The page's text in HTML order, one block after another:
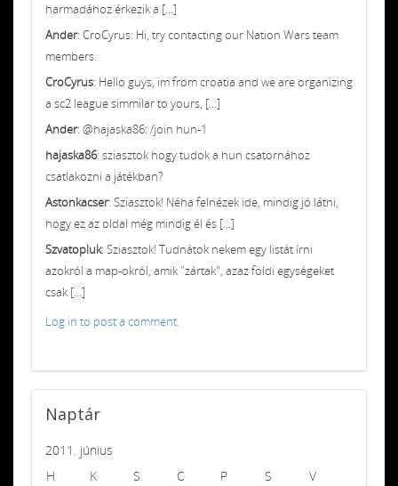
harmadához érkezik a [...]
Ander: CroCyrus: Hi, try contacting our Nation Wars team
members.
CroCyrus: Hello guys, im from croatia and we are organizing
a sc2 league simmilar to yours, [...]
Ander: @hajaska86: /join hun-1
hajaska86: sziasztok hogy tudok a hun csatornához
csatlakozni a játékban?
Astonkacser: Sziasztok! Néha felnézek ide, mindig jó látni,
hogy ez az oldal még mindig él és [...]
Szvatopluk: Sziasztok! Tudnátok nekem egy listát írni
azokról a map-okról, amik "zártak", azaz földi egységeket
csak [...]
Log in to post a comment.
Naptár
2011. június
H
K S C P S
V